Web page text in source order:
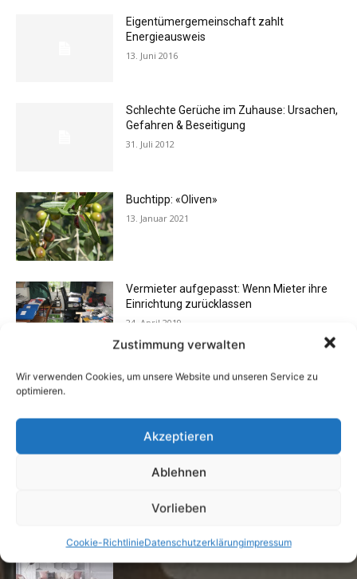
Zustimmung verwalten
Wir verwenden Cookies, um unsere Website und unseren Service zu
optimieren.
Akzeptieren
Ablehnen
Vorlieben
Cookie-RichtlinieDatenschutzerklärungimpressum
Eigentümergemeinschaft zahlt
Energieausweis
13. Juni 2016
Schlechte Gerüche im Zuhause: Ursachen,
Gefahren & Beseitigung
31. Juli 2012
Buchtipp: «Oliven»
13. Januar 2021
Vermieter aufgepasst: Wenn Mieter ihre
Einrichtung zurücklassen
24. April 2019
Flexibilität im Alltag: Moderne
Die Redaktion empfiehlt
Fototapeten: Neuer Look fürs